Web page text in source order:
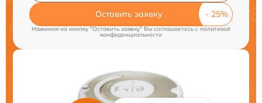
Оставить заявку
Нажимая на кнопку "Оставить заявку" Вы соглашаетесь cполитикой
конфиденциальности